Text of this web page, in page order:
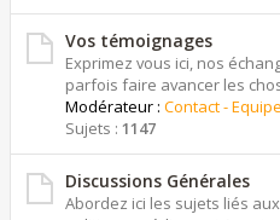
Vos témoignages
Exprimez vous ici, nos
parfois faire avancer les
Modérateur : Contact -
Sujets : 1147
Discussions Générales
Abordez ici les sujets liés